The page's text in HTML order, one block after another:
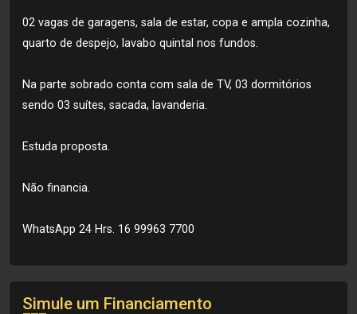
02 vagas de garagens, sala de estar, copa e ampla cozinha,
quarto de despejo, lavabo quintal nos fundos.
Na parte sobrado conta com sala de TV, 03 dormitórios
sendo 03 suítes, sacada, lavanderia.
Estuda proposta.
Não financia.
WhatsApp 24 Hrs. 16 99963 7700
Simule um Financiamento